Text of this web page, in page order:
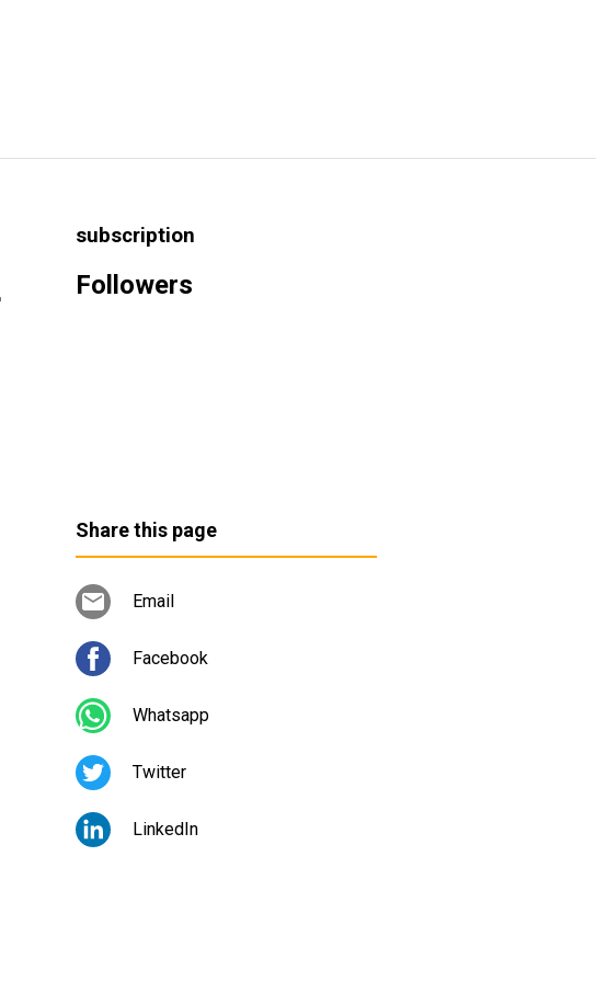
subscription
Followers
Share this page
Email
Facebook
Whatsapp
Twitter
LinkedIn